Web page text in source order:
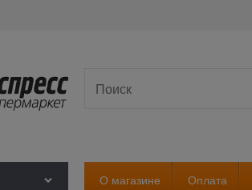
О магазине Оплата